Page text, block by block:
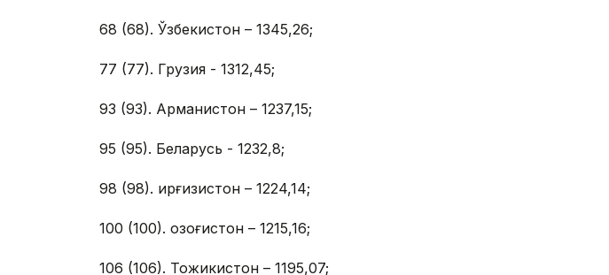
68 (68). Ўзбекистон – 1345,26;
77 (77). Грузия - 1312,45;
93 (93). Арманистон – 1237,15;
95 (95). Беларусь - 1232,8;
98 (98). Қирғизистон – 1224,14;
100 (100). Қозоғистон – 1215,16;
106 (106). Тожикистон – 1195,07;